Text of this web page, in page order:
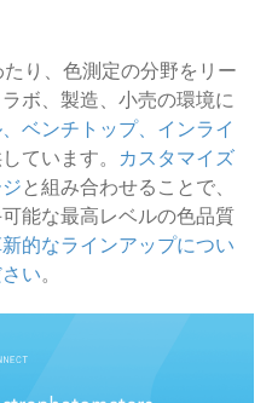
り、色測定の分野をリー
ボ、製造、小売の環境に
ベンチトップ、インライ
ています。 カスタマイズ
と組み合わせることで、
能な最高レベルの色品質
的なラインアップについ
い。